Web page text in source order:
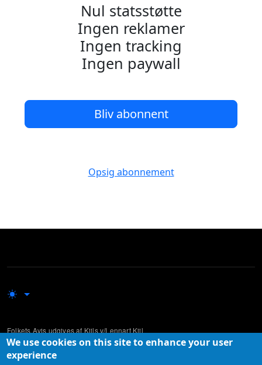
Nul statsstøtte
Ingen reklamer
Ingen tracking
Ingen paywall
Bliv abonnent
Opsig abonnement
Folkets Avis udgives af Kiils v/Lennart Kiil
Udgivelsen supplerer mere traditionelle og etablerede medier ved at lade
ikke-professionelle skribenter komme til orde i den offentlige debat.
We use cookies on this site to enhance your user
experience